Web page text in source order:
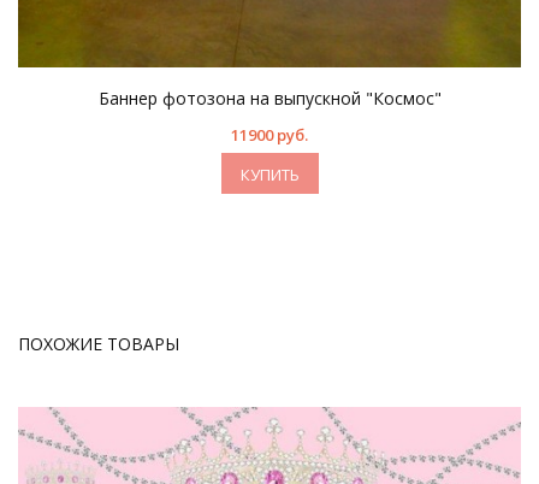
Баннер фотозона на выпускной "Космос"
11900 руб.
КУПИТЬ
ПОХОЖИЕ ТОВАРЫ